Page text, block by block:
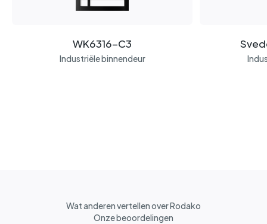
WK6316-C3
Industriële binnendeur
Wat anderen vertellen over Rodako
Onze beoordelingen